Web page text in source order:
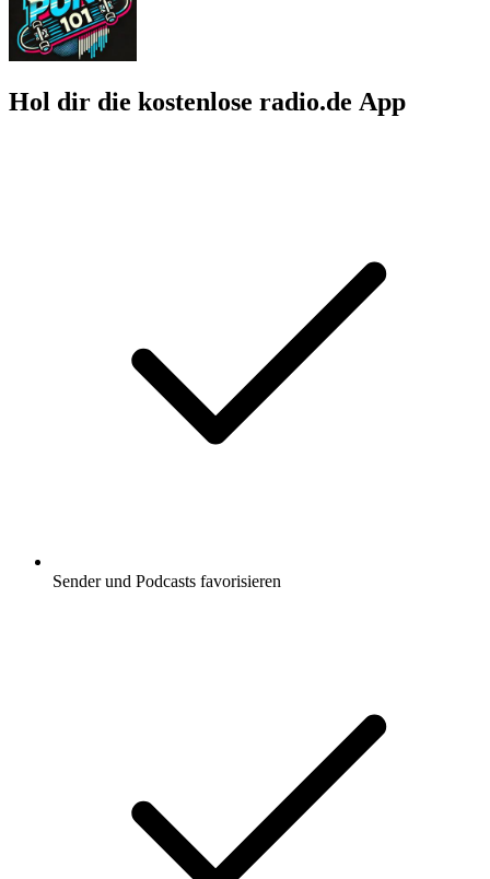
Hol dir die kostenlose radio.de App
Sender und Podcasts favorisieren